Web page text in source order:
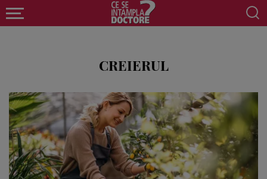
CREIERUL